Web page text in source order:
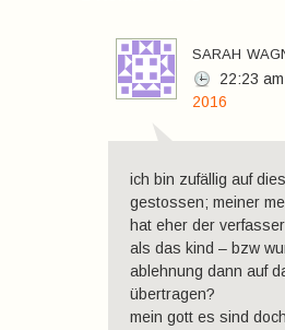
sarah
22:23 am
2016
ich bin zufällig auf
gestossen; meiner
hat eher der
als das kind – bzw
ablehnung dann auf
übertragen?
mein gott es sind